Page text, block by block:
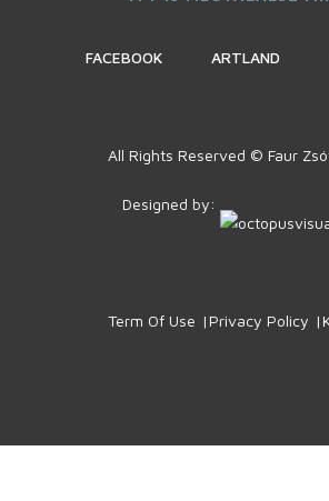
FACEBOOK ARTLAND
All Rights Reserved © Faur
Designed by:
Term Of Use Privacy Policy